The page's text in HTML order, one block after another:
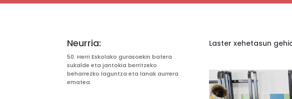
Neurria:
50. Herri Eskolako gurasoekin batera
sukalde eta jantokia berritzeko
beharrezko laguntza eta lanak aurrera
ematea.
Laster xehetasun